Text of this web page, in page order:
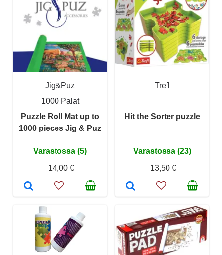
Jig&Puz
1000 Palat
Puzzle Roll Mat up to
1000 pieces Jig & Puz
Varastossa (5)
14,00 €
Trefl
Hit the Sorter puzzle
Varastossa (23)
13,50 €